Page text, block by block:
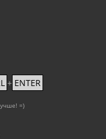
+ ENTER
=)